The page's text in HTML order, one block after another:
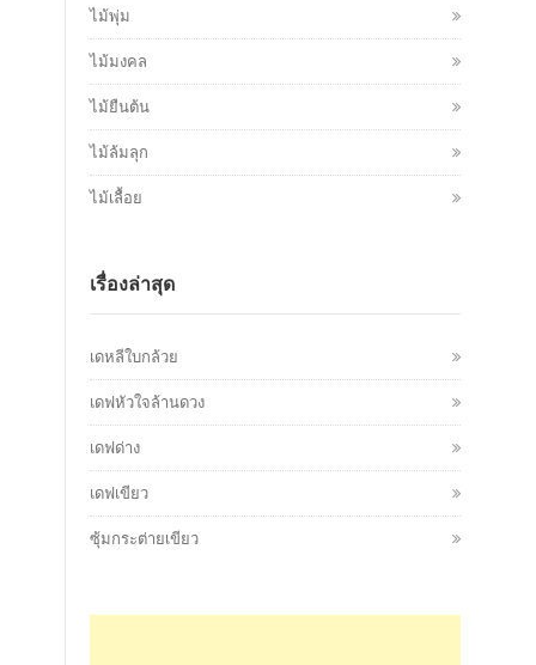
ไม้พุ่ม
ไม้มงคล
ไม้ยืนต้น
ไม้ล้มลุก
ไม้เลื้อย
เรื่องล่าสุด
เดหลีใบกล้วย
เดฟหัวใจล้านดวง
เดฟด่าง
เดฟเขียว
ซุ้มกระต่ายเขียว